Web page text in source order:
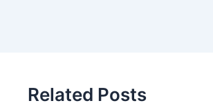
Related Posts